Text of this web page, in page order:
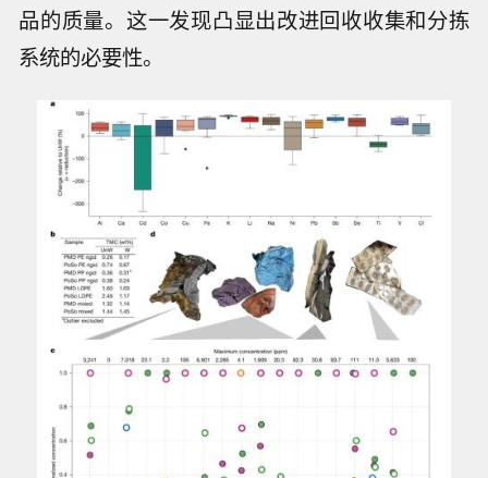
品的质量。这一发现凸显出改进回收收集和分拣
系统的必要性。